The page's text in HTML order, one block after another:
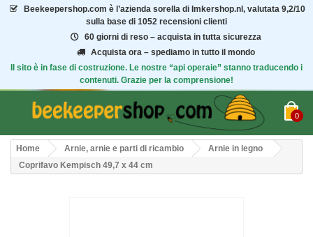
Beekeepershop.com è l’azienda sorella di Imkershop.nl, valutata 9,2/10
sulla base di 1052 recensioni clienti
60 giorni di reso – acquista in tutta sicurezza
Acquista ora – spediamo in tutto il mondo
Il sito è in fase di costruzione. Le nostre “api operaie” stanno traducendo i
contenuti. Grazie per la comprensione!
0
Home Arnie, arnie e parti di ricambio
Arnie in legno
Coprifavo Kempisch 49,7 x 44 cm